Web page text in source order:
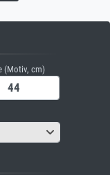
(Motiv, cm)